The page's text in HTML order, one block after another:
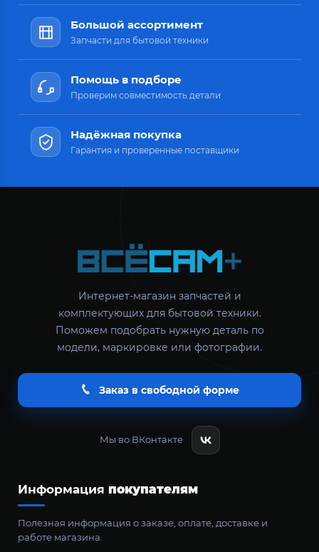
Большой ассортимент
Запчасти для бытовой техники
Помощь в подборе
Проверим совместимость детали
Надёжная покупка
Гарантия и проверенные поставщики
Интернет-магазин запчастей и
комплектующих для бытовой техники.
Поможем подобрать нужную деталь по
модели, маркировке или фотографии.
Заказ в свободной форме
Мы во ВКонтакте
Информация покупателям
Полезная информация о заказе, оплате, доставке и
работе магазина.